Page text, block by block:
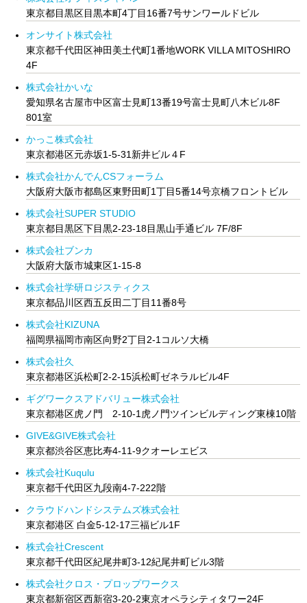
東京都目黒区目黒本町4丁目16番7号サンワールドビル
オンサイト株式会社
東京都千代田区神田美土代町1番地WORK VILLA MITOSHIRO
4F
株式会社かいな
愛知県名古屋市中区富士見町13番19号富士見町八木ビル8F
801室
かっこ株式会社
東京都港区元赤坂1-5-31新井ビル４F
株式会社かんでんCSフォーラム
大阪府大阪市都島区東野田町1丁目5番14号京橋フロントビル
株式会社SUPER STUDIO
東京都目黒区下目黒2-23-18目黒山手通ビル 7F/8F
株式会社ブンカ
大阪府大阪市城東区1-15-8
株式会社学研ロジスティクス
東京都品川区西五反田二丁目11番8号
株式会社KIZUNA
福岡県福岡市南区向野2丁目2-1コルソ大橋
株式会社久
東京都港区浜松町2-2-15浜松町ゼネラルビル4F
ギグワークスアドバリュー株式会社
東京都港区虎ノ門 2-10-1虎ノ門ツインビルディング東棟10階
GIVE&GIVE株式会社
東京都渋谷区恵比寿4-11-9クオーレエビス
株式会社Kuqulu
東京都千代田区九段南4-7-222階
クラウドハンドシステムズ株式会社
東京都港区 白金5-12-17三福ビル1F
株式会社Crescent
東京都千代田区紀尾井町3-12紀尾井町ビル3階
株式会社クロス・プロップワークス
東京都新宿区西新宿3-20-2東京オペラシティタワー24F